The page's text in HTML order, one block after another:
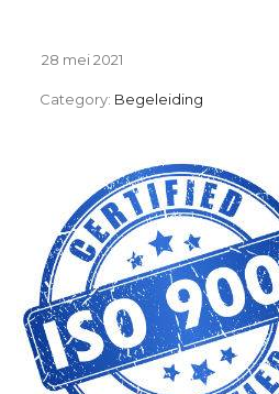
28 mei 2021
Category: Begeleiding